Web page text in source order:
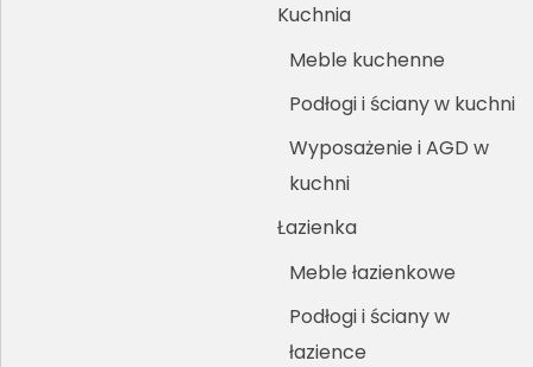
Kuchnia
Meble kuchenne
Podłogi i ściany w kuchni
Wyposażenie i AGD w
kuchni
Łazienka
Meble łazienkowe
Podłogi i ściany w
łazience